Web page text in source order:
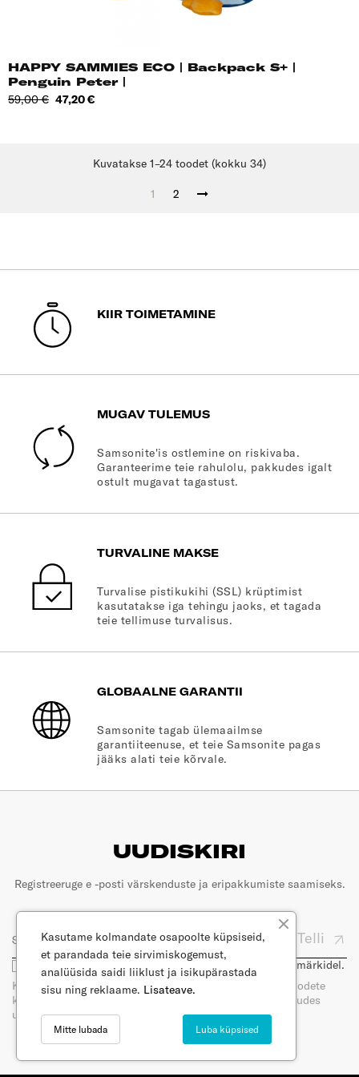
HAPPY SAMMIES ECO | Backpack S+ |
Penguin Peter |
Tavahind
59,00 € Hind
47,20 €
Kuvatakse 1–24 toodet (kokku 34)
1 2
KIIR TOIMETAMINE
MUGAV TULEMUS
Samsonite'is ostlemine on riskivaba.
Garanteerime teie rahulolu, pakkudes igalt
ostult mugavat tagastust.
TURVALINE MAKSE
Turvalise pistikukihi (SSL) krüptimist
kasutatakse iga tehingu jaoks, et tagada
teie tellimuse turvalisus.
GLOBAALNE GARANTII
Samsonite tagab ülemaailmse
garantiiteenuse, et teie Samsonite pagas
jääks alati teie kõrvale.
UUDISKIRI
Registreeruge e -posti värskenduste ja eripakkumiste saamiseks.
Telli
Olen nõus, et minu e-posti kasutatakse turunduseesmärkidel.
Kui tellite meie uudiskirja, saate e-posti teel uudiseid toodete
kohta. Saate oma nõusoleku igal ajal tagasi võtta, loobudes
uudiskirja tellimisest. Lugege meie privaatsuspoliitikat.
Kasutame kolmandate osapoolte küpsiseid,
et parandada teie sirvimiskogemust,
analüüsida saidi liiklust ja isikupärastada
sisu ning reklaame. Lisateave.
Luba küpsised
Mitte lubada